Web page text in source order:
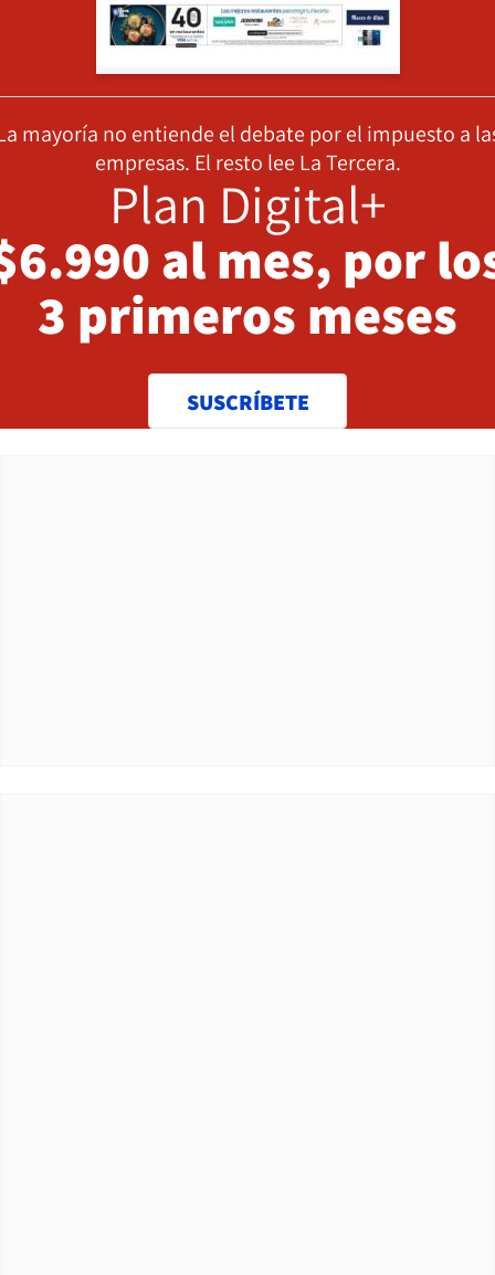
mayoría no entiende el debate por el impuesto a
empresas. El resto lee La Tercera.
Plan Digital+
al mes, por
3 primeros meses
SUSCRÍBETE